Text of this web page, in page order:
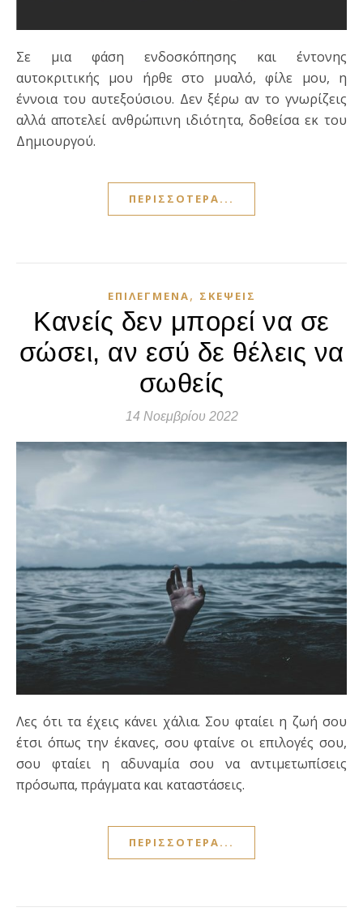
Σε μια φάση ενδοσκόπησης και έντονης
αυτοκριτικής μου ήρθε στο μυαλό, φίλε μου, η
έννοια του αυτεξούσιου. Δεν ξέρω αν το γνωρίζεις
αλλά αποτελεί ανθρώπινη ιδιότητα, δοθείσα εκ του
Δημιουργού.
ΠΕΡΙΣΣΌΤΕΡΑ...
ΕΠΙΛΕΓΜΈΝΑ, ΣΚΈΨΕΙΣ
Κανείς δεν μπορεί να σε
σώσει, αν εσύ δε θέλεις να
σωθείς
14 Νοεμβρίου 2022
Λες ότι τα έχεις κάνει χάλια. Σου φταίει η ζωή σου
έτσι όπως την έκανες, σου φταίνε οι επιλογές σου,
σου φταίει η αδυναμία σου να αντιμετωπίσεις
πρόσωπα, πράγματα και καταστάσεις.
ΠΕΡΙΣΣΌΤΕΡΑ...